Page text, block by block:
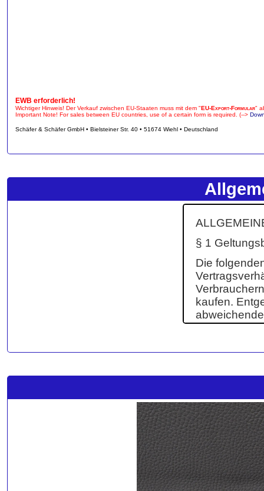
EWB erforderlich!
Wichtiger Hinweis! Der Verkauf zwischen EU-Staaten muss mit dem "EU-Export-Formular"
Important Note! For sales between EU countries, use of a certain form is required. (-->
Schäfer & Schäfer GmbH • Bielsteiner Str. 40 • 51674 Wiehl • Deutschland